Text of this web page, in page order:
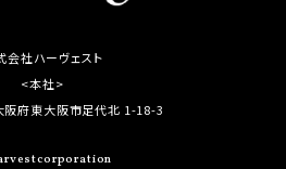
会社ハーヴェスト
<本社>
阪府東大阪市足代北 1-18-3